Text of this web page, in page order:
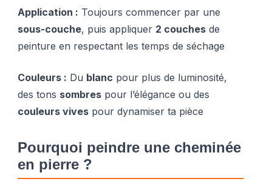
Application : Toujours commencer par une
sous-couche, puis appliquer 2 couches de
peinture en respectant les temps de séchage
Couleurs : Du blanc pour plus de luminosité,
des tons sombres pour l’élégance ou des
couleurs vives pour dynamiser ta pièce
Pourquoi peindre une cheminée
en pierre ?